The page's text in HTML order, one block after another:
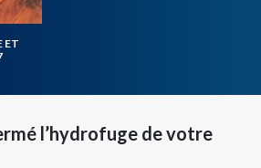
ET
l’hydrofuge de votre